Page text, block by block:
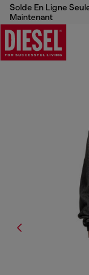
Solde En Ligne
Maintenant